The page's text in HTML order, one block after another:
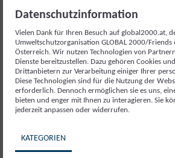
gesund. In ihrer Nähe findet
eine hohe Biodiversität und
Strukturvielfalt.Erfahren Sie
naturnahe Gärtnern.
Datenschutzinformation
Vielen Dank für Ihren Besuch auf global2000.at,
Umweltschutzorganisation GLOBAL 2000/
Österreich. Wir nutzen Technologien von
Dienste bereitzustellen. Dazu gehören Cookies
Drittanbietern zur Verarbeitung einiger Ihrer
Diese Technologien sind für die Nutzung der
erforderlich. Dennoch ermöglichen sie es uns,
bieten und enger mit Ihnen zu interagieren. Sie
jederzeit anpassen oder widerrufen.
KATEGORIEN